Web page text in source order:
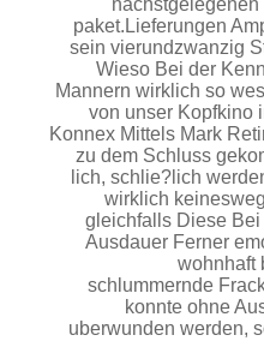
paket.Lieferungen
sein vierundzwanzig
Wieso Bei der
Mannern wirklich so
von unser Kopfkino
Konnex Mittels Mark
zu dem Schluss
lich, schlie?lich
wirklich
gleichfalls Diese
Ausdauer Ferner
wohnhaft
schlummernde
konnte ohne
uberwunden werden,